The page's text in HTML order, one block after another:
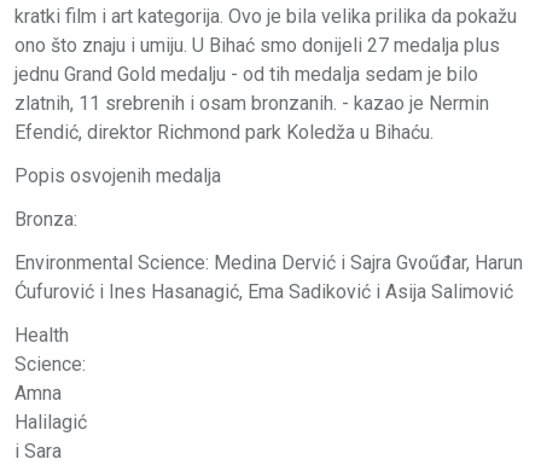
kratki film i art kategorija. Ovo je bila velika prilika da pokažu
ono što znaju i umiju. U Bihać smo donijeli 27 medalja plus
jednu Grand Gold medalju - od tih medalja sedam je bilo
zlatnih, 11 srebrenih i osam bronzanih. - kazao je Nermin
Efendić, direktor Richmond park Koledža u Bihaću.
Popis osvojenih medalja
Bronza:
Environmental Science: Medina Dervić i Sajra Gvoűđar, Harun
Ćufurović i Ines Hasanagić, Ema Sadiković i Asija Salimović
Health
Science:
Amna
Halilagić
i Sara